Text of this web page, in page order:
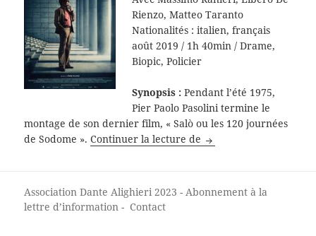
Rienzo, Matteo Taranto
Nationalités : italien, français
août 2019 / 1h 40min / Drame,
Biopic, Policier
Synopsis : Pendant l’été 1975,
Pier Paolo Pasolini termine le
montage de son dernier film, « Salò ou les 120 journées
de Sodome ».Continuer la lecture de L’affaire Pasolini (La
Association Dante Alighieri 2023 - Abonnement à la
lettre d’information -Contact